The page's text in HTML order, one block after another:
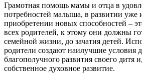
Грамотная помощь мамы и отца в
потребностей малыша, в развитии
приобретении новых способностей –
всех родителей, к этому они должны
семейной жизни, до зачатия детей.
родители создают наилучшие условия
благополучного развития своего дитя
собственное духовное развитие.